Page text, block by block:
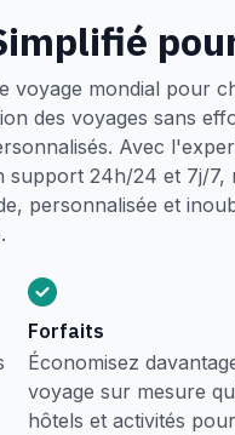
voyage mondial pour
des voyages sans
Avec
24h/24 et 7j/7,
personnalisée et
Forfaits
Économisez
voyage sur mesure
hôtels et activités